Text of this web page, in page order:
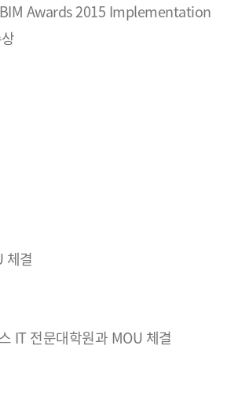
Awards 2015 Implementation
체결
IT 전문대학원과 MOU 체결